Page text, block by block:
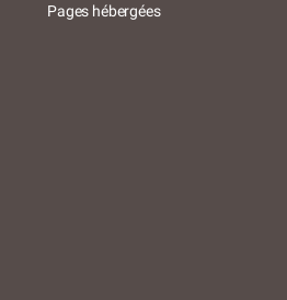
Pages hébergées